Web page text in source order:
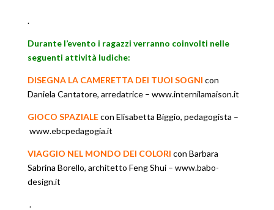
.
Durante l’evento i ragazzi verranno coinvolti nelle
seguenti attività ludiche:
DISEGNA LA CAMERETTA DEI TUOI SOGNI con
Daniela Cantatore, arredatrice – www.internilamaison.it
GIOCO SPAZIALEcon Elisabetta Biggio, pedagogista –
www.ebcpedagogia.it
VIAGGIO NEL MONDO DEI COLORI con Barbara
Sabrina Borello, architetto Feng Shui – www.babo-
design.it
.